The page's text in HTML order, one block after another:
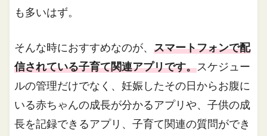
も多いはず。
そんな時におすすめなのが、スマートフォンで配
信されている子育て関連アプリです。スケジュー
ルの管理だけでなく、妊娠したその日からお腹に
いる赤ちゃんの成長が分かるアプリや、子供の成
長を記録できるアプリ、子育て関連の質問ができ